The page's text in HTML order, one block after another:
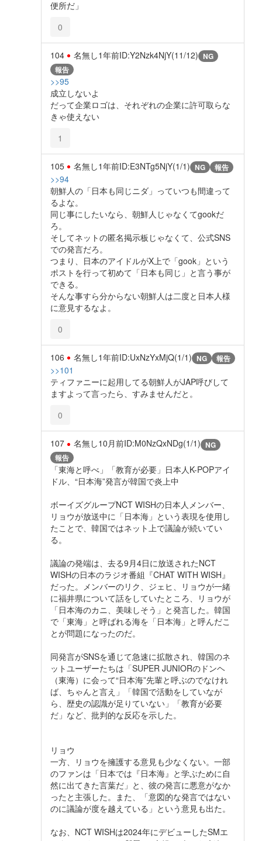
便所だ」
0
104 名無し1年前ID:Y2Nzk4NjY(11/12) NG
報告
>>95
成立しないよ
だって企業ロゴは、それぞれの企業に許可取らな
きゃ使えない
1
105 名無し1年前ID:E3NTg5NjY(1/1) NG 報告
>>94
朝鮮人の「日本も同じニダ」っていつも間違って
るよな。
同じ事にしたいなら、朝鮮人じゃなくてgookだ
ろ。
そしてネットの匿名掲示板じゃなくて、公式SNS
での発言だろ。
つまり、日本のアイドルがX上で「gook」という
ポストを行って初めて「日本も同じ」と言う事が
できる。
そんな事すら分からない朝鮮人は二度と日本人様
に意見するなよ。
0
106 名無し1年前ID:UxNzYxMjQ(1/1) NG 報告
>>101
ティファニーに起用してる朝鮮人がJAP呼びして
ますよって言ったら、すみませんだと。
0
107 名無し10月前ID:M0NzQxNDg(1/1) NG
報告
「東海と呼べ」「教育が必要」日本人K-POPアイ
ドル、“日本海”発言が韓国で炎上中
ボーイズグループNCT WISHの日本人メンバー、
リョウが放送中に「日本海」という表現を使用し
たことで、韓国ではネット上で議論が続いてい
る。
議論の発端は、去る9月4日に放送されたNCT
WISHの日本のラジオ番組『CHAT WITH WISH』
だった。メンバーのリク、ジェヒ、リョウが一緒
に福井県について話をしていたところ、リョウが
「日本海のカニ、美味しそう」と発言した。韓国
で「東海」と呼ばれる海を「日本海」と呼んだこ
とが問題になったのだ。
同発言がSNSを通じて急速に拡散され、韓国のネ
ットユーザーたちは「SUPER JUNIORのドンヘ
（東海）に会って“日本海”先輩と呼ぶのでなけれ
ば、ちゃんと言え」「韓国で活動をしていなが
ら、歴史の認識が足りていない」「教育が必要
だ」など、批判的な反応を示した。
リョウ
一方、リョウを擁護する意見も少なくない。一部
のファンは「日本では『日本海』と学ぶために自
然に出てきた言葉だ」と、彼の発言に悪意がなか
ったと主張した。また、「意図的な発言ではない
のに議論が度を越えている」という意見も出た。
なお、NCT WISHは2024年にデビューしたSMエ